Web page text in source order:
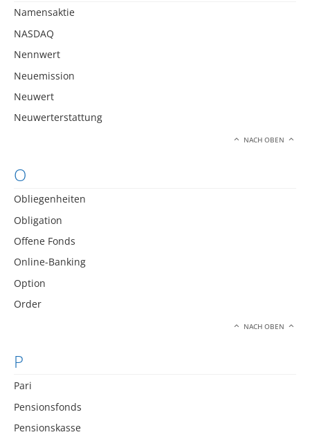
Namensaktie
NASDAQ
Nennwert
Neuemission
Neuwert
Neuwerterstattung
NACH OBEN
O
Obliegenheiten
Obligation
Offene Fonds
Online-Banking
Option
Order
NACH OBEN
P
Pari
Pensionsfonds
Pensionskasse